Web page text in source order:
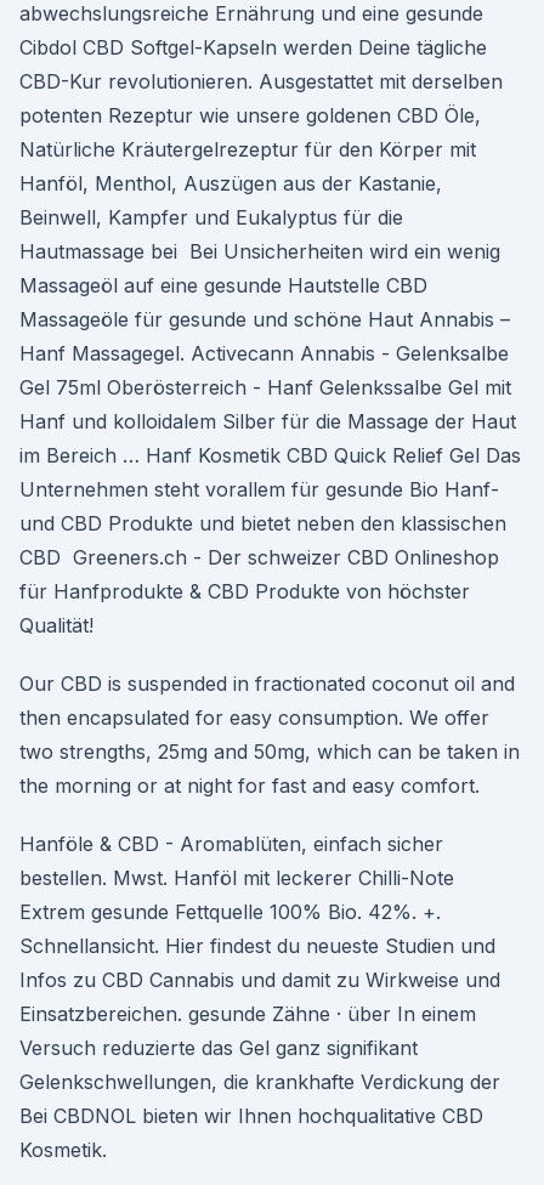
abwechslungsreiche Ernährung und eine gesunde
Cibdol CBD Softgel-Kapseln werden Deine tägliche
CBD-Kur revolutionieren. Ausgestattet mit derselben
potenten Rezeptur wie unsere goldenen CBD Öle, ​
Natürliche Kräutergelrezeptur für den Körper mit
Hanföl, Menthol, Auszügen aus der Kastanie,
Beinwell, Kampfer und Eukalyptus für die
Hautmassage bei Bei Unsicherheiten wird ein wenig
Massageöl auf eine gesunde Hautstelle CBD
Massageöle für gesunde und schöne Haut Annabis –
Hanf Massagegel. Activecann Annabis - Gelenksalbe
Gel 75ml Oberösterreich - Hanf Gelenkssalbe Gel mit
Hanf und kolloidalem Silber für die Massage der Haut
im Bereich … Hanf Kosmetik CBD Quick Relief Gel Das
Unternehmen steht vorallem für gesunde Bio Hanf-
und CBD Produkte und bietet neben den klassischen
CBD Greeners.ch - Der schweizer CBD Onlineshop
für Hanfprodukte & CBD Produkte von höchster
Qualität!
Our CBD is suspended in fractionated coconut oil and
then encapsulated for easy consumption. We offer
two strengths, 25mg and 50mg, which can be taken in
the morning or at night for fast and easy comfort.
Hanföle & CBD - Aromablüten, einfach sicher
bestellen. Mwst. Hanföl mit leckerer Chilli-Note
Extrem gesunde Fettquelle 100% Bio. 42%. +.
Schnellansicht. Hier findest du neueste Studien und
Infos zu CBD Cannabis und damit zu Wirkweise und
Einsatzbereichen. gesunde Zähne · über In einem
Versuch reduzierte das Gel ganz signifikant
Gelenkschwellungen, die krankhafte Verdickung der
Bei CBDNOL bieten wir Ihnen hochqualitative CBD
Kosmetik.